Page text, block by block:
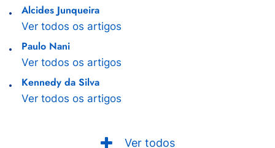
Alcides Junqueira
Ver todos os artigos
Paulo Nani
Ver todos os artigos
Kennedy da Silva
Ver todos os artigos
Ver todos